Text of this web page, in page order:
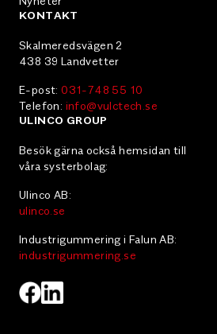
KONTAKT
Skalmeredsvägen 2
438 39 Landvetter
E-post:031-748 55 10
Telefon: info@vulctech.se
ULINCO GROUP
Besök gärna också hemsidan till
våra systerbolag:
Ulinco AB:
ulinco.se
Industrigummering i Falun AB:
industrigummering.se